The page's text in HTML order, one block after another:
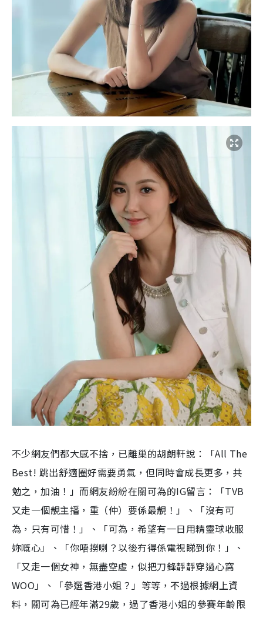
不少網友們都大感不捨，已離巢的胡朗軒說：「All The
Best! 跳出舒適圈好需要勇氣，但同時會成長更多，共
勉之，加油！」而網友紛紛在關可為的IG留言：「TVB
又走一個靚主播，重（仲）要係最靚！」、「沒有可
為，只有可惜！」、「可為，希望有一日用精靈球收服
妳嘅心」、「你唔撈喇？以後冇得係電視睇到你！」、
「又走一個女神，無盡空虛，似把刀鋒靜靜穿過心窩
WOO」、「參選香港小姐？」等等，不過根據網上資
料，關可為已經年滿29歲，過了香港小姐的參賽年齡限